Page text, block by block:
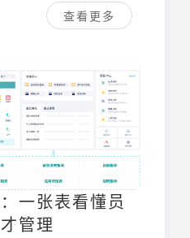
查看更多
一张表看懂员
管理